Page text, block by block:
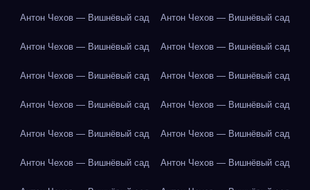
Антон Чехов — Вишнёвый сад Антон Чехов — Вишнёвый сад
Антон Чехов — Вишнёвый сад Антон Чехов — Вишнёвый сад
Антон Чехов — Вишнёвый сад Антон Чехов — Вишнёвый сад
Антон Чехов — Вишнёвый сад Антон Чехов — Вишнёвый сад
Антон Чехов — Вишнёвый сад Антон Чехов — Вишнёвый сад
Антон Чехов — Вишнёвый сад Антон Чехов — Вишнёвый сад